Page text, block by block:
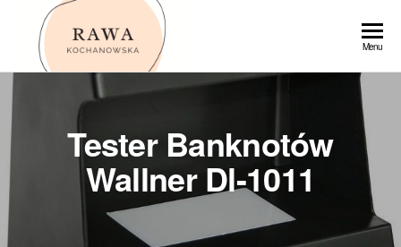
Przejdź
Menu
Tester Banknotów
Wallner Dl-1011